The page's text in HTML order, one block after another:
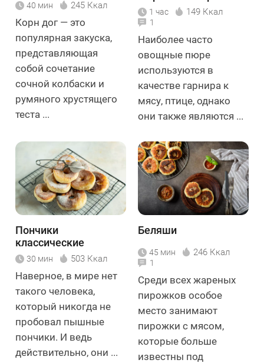
40 мин 245 Ккал
Корн дог — это
популярная закуска,
представляющая
собой сочетание
сочной колбаски и
румяного хрустящего
теста ...
1 час 149 Ккал
1
Наиболее часто
овощные пюре
используются в
качестве гарнира к
мясу, птице, однако
они также являются ...
Пончики
классические
30 мин 503 Ккал
Наверное, в мире нет
такого человека,
который никогда не
пробовал пышные
пончики. И ведь
действительно, они ...
Беляши
45 мин 246 Ккал
1
Среди всех жареных
пирожков особое
место занимают
пирожки с мясом,
которые больше
известны под